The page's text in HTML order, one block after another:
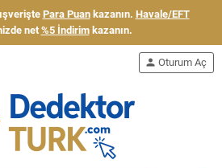
Para Puankazanın. Havale/EFT
net %5 İndirimkazanın.
person Oturum Aç